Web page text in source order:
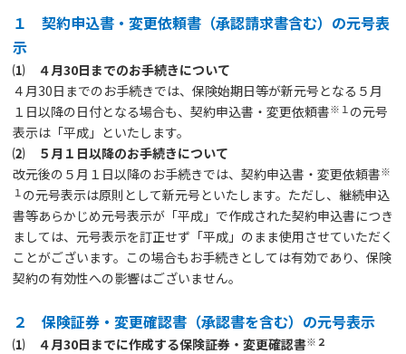
１ 契約申込書・変更依頼書（承認請求書含む）の元号表
示
⑴ ４月30日までのお手続きについて
４月30日までのお手続きでは、保険始期日等が新元号となる５月
１日以降の日付となる場合も、契約申込書・変更依頼書※１ の元号
表示は「平成」といたします。
⑵ ５月１日以降のお手続きについて
改元後の５月１日以降のお手続きでは、契約申込書・変更依頼書※
１ の元号表示は原則として新元号といたします。ただし、継続申込
書等あらかじめ元号表示が「平成」で作成された契約申込書につき
ましては、元号表示を訂正せず「平成」のまま使用させていただく
ことがございます。この場合もお手続きとしては有効であり、保険
契約の有効性への影響はございません。
２ 保険証券・変更確認書（承認書を含む）の元号表示
⑴ ４月30日までに作成する保険証券・変更確認書※ ２